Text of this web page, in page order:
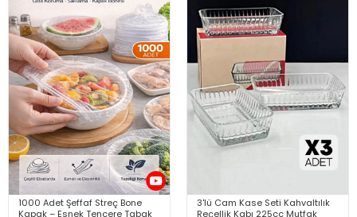
1000 Adet Şeffaf Streç Bone
Kapak – Esnek Tencere Tabak
3'lü Cam Kase Seti Kahvaltılık
Reçellik Kabı 225cc Mutfak